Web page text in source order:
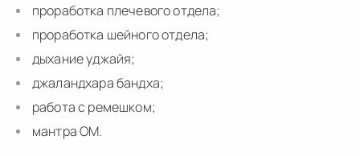
проработка плечевого отдела;
проработка шейного отдела;
дыхание уджайя;
джаландхара бандха;
работа с ремешком;
мантра ОМ.